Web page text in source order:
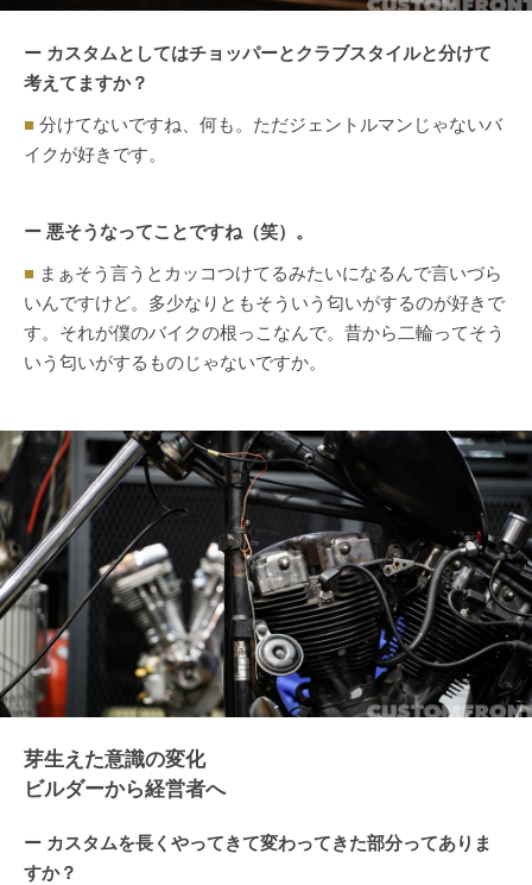
ー カスタムとしてはチョッパーとクラブスタイルと分けて
考えてますか？
■ 分けてないですね、何も。ただジェントルマンじゃないバ
イクが好きです。
ー 悪そうなってことですね（笑）。
■ まぁそう言うとカッコつけてるみたいになるんで言いづら
いんですけど。多少なりともそういう匂いがするのが好きで
す。それが僕のバイクの根っこなんで。昔から二輪ってそう
いう匂いがするものじゃないですか。
芽生えた意識の変化
ビルダーから経営者へ
ー カスタムを長くやってきて変わってきた部分ってありま
すか？